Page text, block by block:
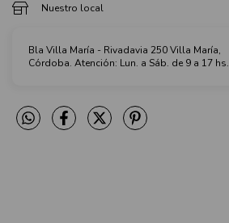
Nuestro local
Bla Villa María - Rivadavia 250 Villa María,
Córdoba. Atención: Lun. a Sáb. de 9 a 17 hs.